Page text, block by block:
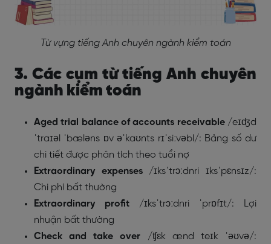
Từ vựng tiếng Anh chuyên ngành kiểm toán
3. Các cụm từ tiếng Anh chuyên
ngành kiểm toán
Aged trial balance of accounts receivable/eɪʤd
ˈtraɪəl ˈbæləns ɒv əˈkaʊnts rɪˈsiːvəbl/: Bảng số dư
chi tiết được phân tích theo tuổi nợ
Extraordinary expenses /ɪksˈtrɔːdnri ɪksˈpɛnsɪz/:
Chi phí bất thường
Extraordinary profit /ɪksˈtrɔːdnri ˈprɒfɪt/: Lợi
nhuận bất thường
Check and take over /ʧɛk ænd teɪk ˈəʊvə/: